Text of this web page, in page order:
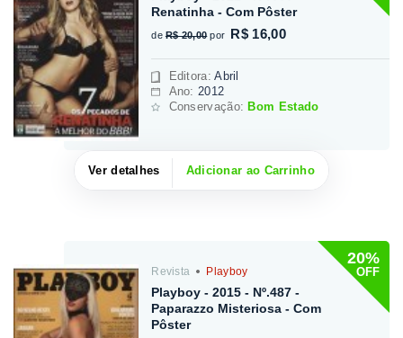
Renatinha - Com Pôster
de R$ 20,00 por R$ 16,00
Editora:Abril
Ano: 2012
Conservação: Bom Estado
Ver detalhes Adicionar ao Carrinho
20%
OFF
Revista Playboy
Playboy - 2015 - Nº.487 -
Paparazzo Misteriosa - Com
Pôster